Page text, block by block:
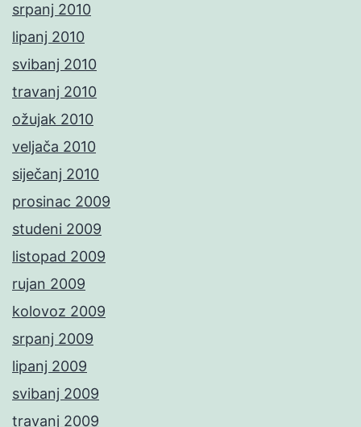
srpanj 2010
lipanj 2010
svibanj 2010
travanj 2010
ožujak 2010
veljača 2010
siječanj 2010
prosinac 2009
studeni 2009
listopad 2009
rujan 2009
kolovoz 2009
srpanj 2009
lipanj 2009
svibanj 2009
travanj 2009